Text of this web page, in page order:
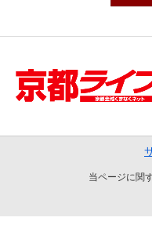
当ページに関